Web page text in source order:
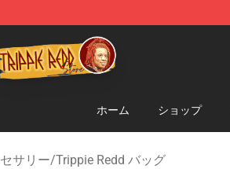
Trippie Redd Merchandise Shop
ホーム ショップ
サリー/Trippie Redd バッグ